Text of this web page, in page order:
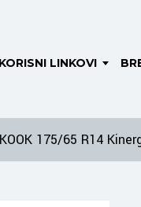
KORISNI LINKOVI
175/65 R14